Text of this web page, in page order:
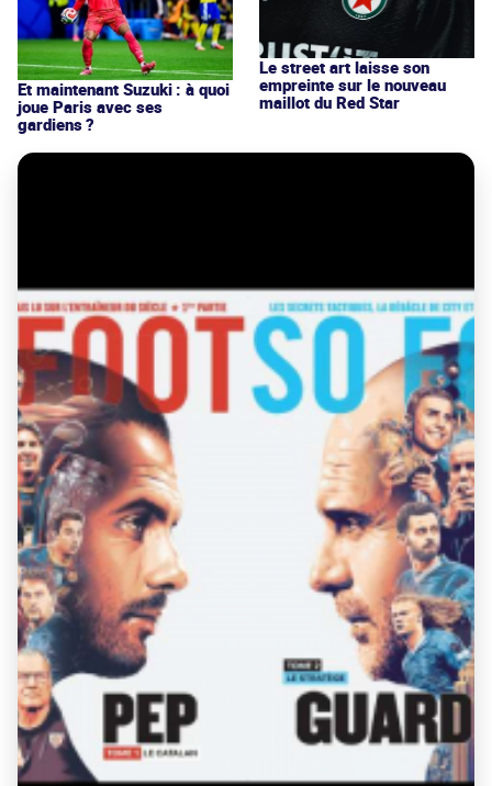
Et maintenant Suzuki : à quoi
joue Paris avec ses
gardiens ?
Le street art laisse son
empreinte sur le nouveau
maillot du Red Star